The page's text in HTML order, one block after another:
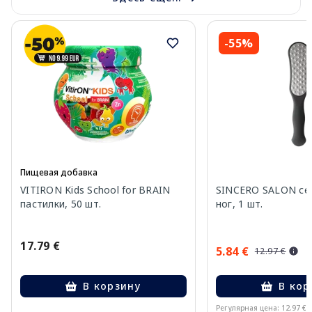
Пищевая добавка
VITIRON Kids School for BRAIN
пастилки, 50 шт.
17.79 €
В корзину
-55%
SINCERO SALON
ног, 1 шт.
5.84 € 12.97 €
В
Регулярная цена: 12.97 €